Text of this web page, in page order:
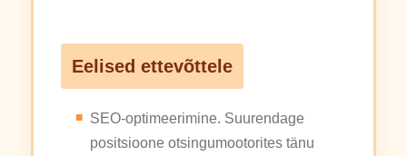
Eelised ettevõttele
SEO-optimeerimine. Suurendage
positsioone otsingumootorites tänu